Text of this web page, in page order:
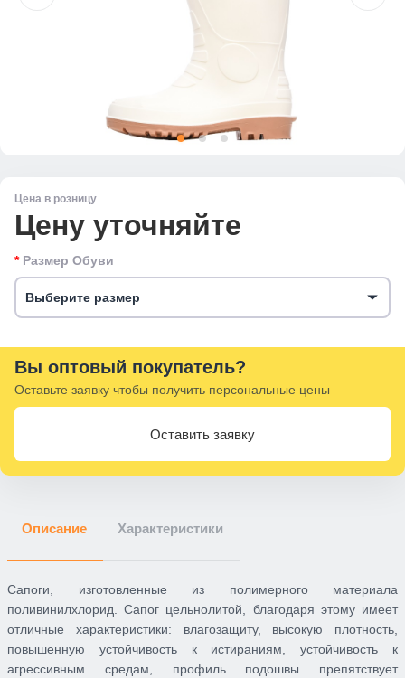
Цена в розницу
Цену уточняйте
Размер Обуви
Выберите размер
Вы оптовый покупатель?
Оставьте заявку чтобы получить персональные цены
Оставить заявку
Описание Характеристики
Сапоги, изготовленные из полимерного материала
поливинилхлорид. Сапог цельнолитой, благодаря этому имеет
отличные характеристики: влагозащиту, высокую плотность,
повышенную устойчивость к истираниям, устойчивость к
агрессивным средам, профиль подошвы препятствует